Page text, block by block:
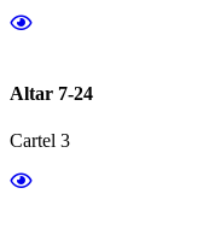
Altar 7-24
Cartel 3